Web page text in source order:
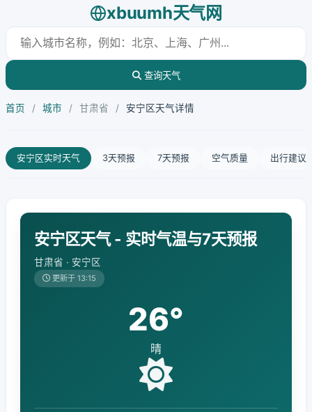
xbuumh天气网
查询天气
首页 / 城市 / 甘肃省 / 安宁区天气详情
安宁区实时天气 3天预报 7天预报 空气质量 出行建议
安宁区天气 - 实时气温与7天预报
甘肃省 · 安宁区
更新于 13:15
26°
晴